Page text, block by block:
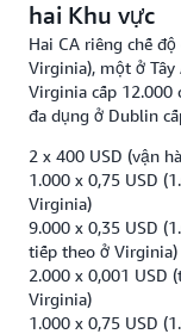
hai Khu vực
Hai CA riêng chế
Virginia), một ở Tây
Virginia cấp 12.000
đa dụng ở Dublin
2 x 400 USD (vận
1.000 x 0,75 USD
Virginia)
9.000 x 0,35 USD
tiếp theo ở Virginia)
2.000 x 0,001 USD
Virginia)
1.000 x 0,75 USD